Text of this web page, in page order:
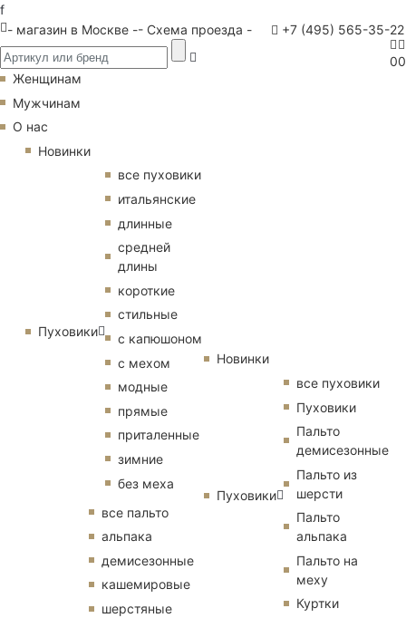
f
- магазин в Москве -- Схема проезда - +7 (495) 565-35-22
00
Женщинам
Мужчинам
О нас
Новинки
Пуховики
все пуховики
итальянские
длинные
средней
длины
короткие
стильные
с капюшоном
с мехом
модные
прямые
приталенные
зимние
без меха
все пальто
альпака
демисезонные
кашемировые
шерстяные
Новинки
Пуховики
все пуховики
Пуховики
Пальто
демисезонные
Пальто из
шерсти
Пальто
альпака
Пальто на
меху
Куртки